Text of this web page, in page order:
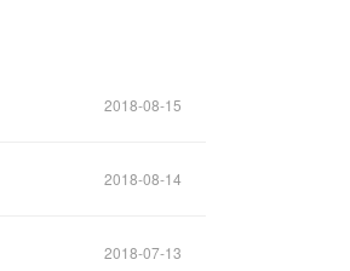
2018-08-15
2018-08-14
2018-07-13